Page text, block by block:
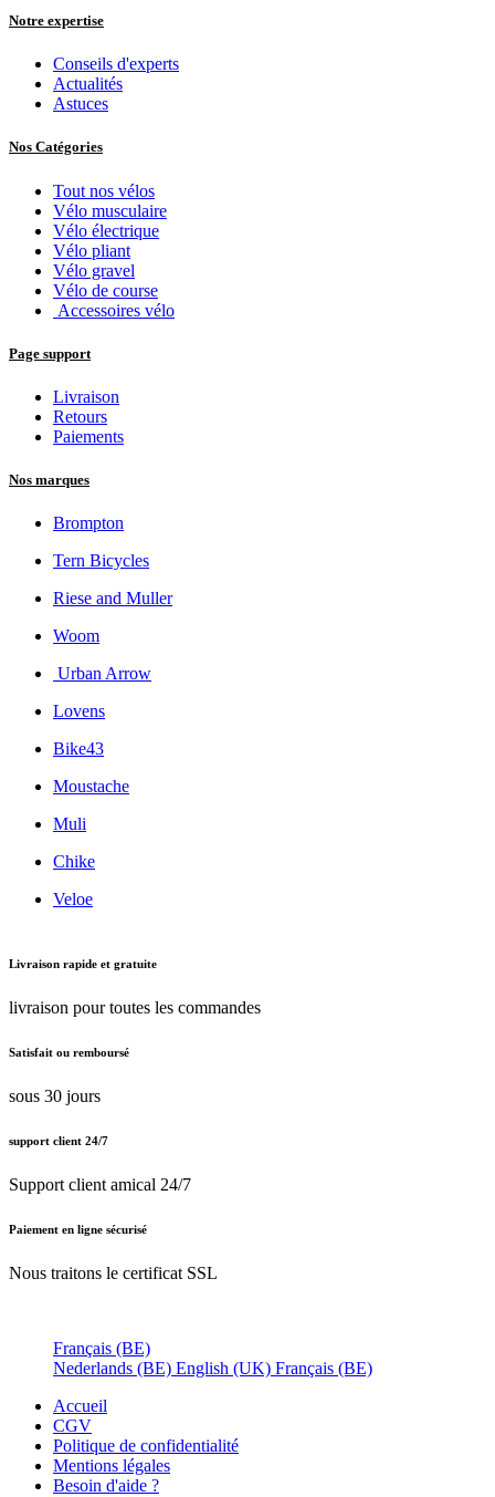
Notre expertise
Conseils d'experts
Actualités
Astuces
Nos Catégories
Tout nos vélos
Vélo musculaire
Vélo électrique
Vélo pliant
Vélo gravel
Vélo de course
Accessoires vélo
Page support
Livraison
Retours
Paiements
Nos marques
Brompton
Tern Bicycles
Riese and Muller
Woom
Urban Arrow
Lovens
Bike43
Moustache
Muli
Chike
Veloe
Livraison rapide et gratuite
livraison pour toutes les commandes
Satisfait ou remboursé
sous 30 jours
support client 24/7
Support client amical 24/7
Paiement en ligne sécurisé
Nous traitons le certificat SSL
Français (BE)
Nederlands (BE) English (UK) Français (BE)
Accueil
CGV
Politique de confidentialité
Mentions légales
Besoin d'aide ?